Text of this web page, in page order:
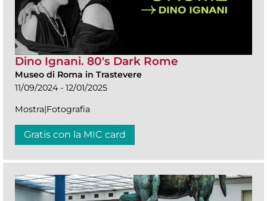
Dino Ignani. 80's Dark Rome
Museo di Roma in Trastevere
11/09/2024 - 12/01/2025
Mostra|Fotografia
Gratis con la MIC card